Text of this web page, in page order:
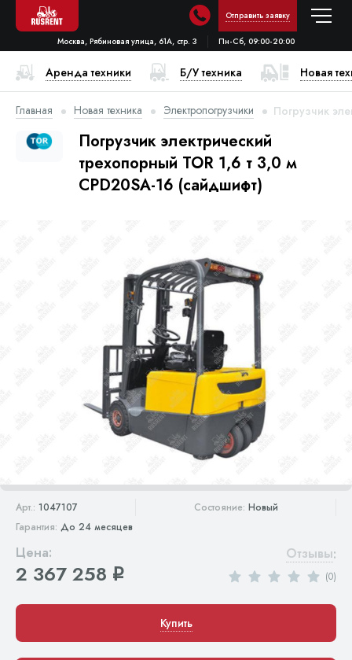
Отправить заявку
Москва, Рябиновая улица, 61А, стр. 3 Пн-Сб, 09:00-20:00
Аренда техники Б/У техника Новая
Главная Новая техника Электропогрузчики Погрузчик
Погрузчик электрический
трехопорный TOR 1,6 т 3,0 м
CPD20SA-16 (сайдшифт)
Арт.: 1047107 Состояние: Новый
Гарантия: До 24 месяцев
Цена:
2 367 258 q
Отзывы:
(0)
Купить